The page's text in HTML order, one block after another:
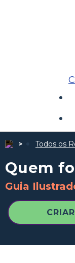
Todos os
Quem
Guia